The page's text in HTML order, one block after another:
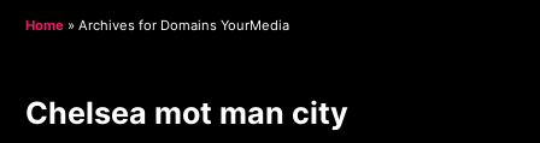
Home » Archives for Domains YourMedia
Chelsea mot man city